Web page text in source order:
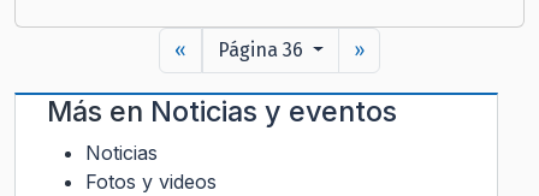
« Página 36 »
Más en Noticias y eventos
Noticias
Fotos y videos